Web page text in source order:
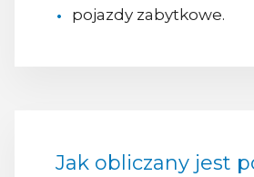
pojazdy zabytkowe.
Jak obliczany jest